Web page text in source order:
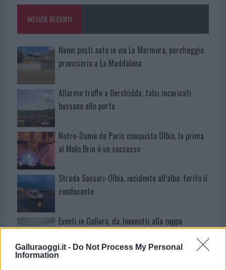
Galluraoggi.it - Do Not Process My Personal
Information
o
k
p
NOTIZIE RECENTI
Nuovi posti auto in via La Marmora, parcheggio
provvisorio a La Maddalena
Allarme truffe a Berchidda, falsi incaricati
bussano alle porte
Notre-Dame de Paris conquista Olbia, la prima
al Molo Brin è un successo
Strada Sassari-Olbia, incidente all’alba: ferito il
conducente
Eventi in Gallura, da Jovanotti alla zuppa